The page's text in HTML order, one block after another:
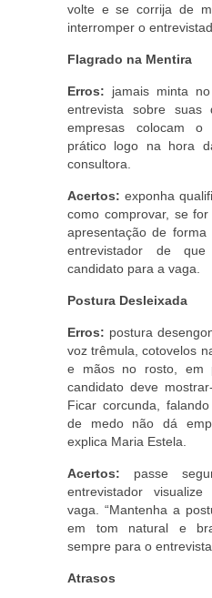
volte e se corrija de
interromper o
Flagrado na Mentira
Erros: jamais minta
entrevista sobre suas
empresas colocam
prático logo na hora
consultora.
Acertos: exponha
como comprovar, se
apresentação de
entrevistador de
candidato para a vaga.
Postura Desleixada
Erros: postura
voz trêmula, cotovelos
e mãos no rosto, em
candidato deve
Ficar corcunda,
de medo não dá
explica Maria Estela.
Acertos: passe
entrevistador
vaga. “Mantenha a
em tom natural e
sempre para o
Atrasos